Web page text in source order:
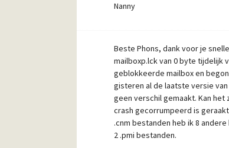
Nanny
Beste Phons, dank voor je
mailboxp.lck van 0 byte tijdelijk
geblokkeerde mailbox en
gisteren al de laatste versie van
geen verschil gemaakt. Kan
crash gecorrumpeerd is
.cnm bestanden heb ik 8
2 .pmi bestanden.